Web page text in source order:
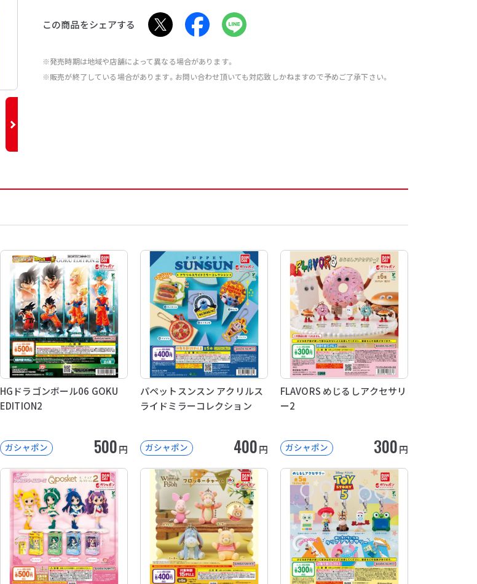
この商品をシェアする
※発売時期は地域や店舗によって異なる場合があります。
※販売が終了している場合があります。お問い合わせ頂いても対応致しかねますので予めご了承下さい。
HGドラゴンボール06 GOKU
EDITION2
ガシャポン 500円
パペットスンスン アクリルス
ライドミラーコレクション
ガシャポン 400円
FLAVORS めじるしアクセサリ
ー2
ガシャポン 300円